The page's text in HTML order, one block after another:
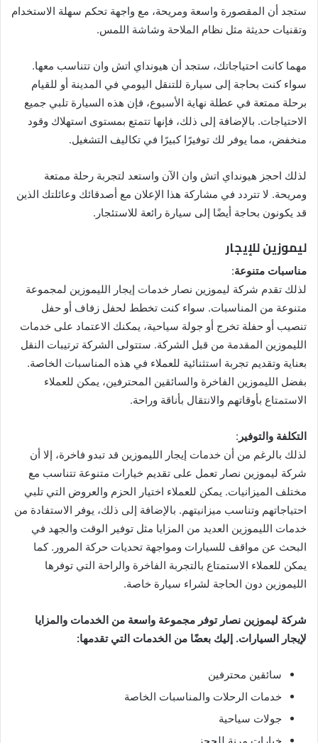
ستجد أن المقصورة واسعة ومريحة، مع واجهة تحكم سهلة الاستخدام
وتقنيات حديثة مثل نظام الملاحة وشاشة اللمس.
مهما كانت احتياجاتك، ستجد أن هيونداي اتش وان تتناسب معها.
سواء كنت بحاجة إلى سيارة للتنقل اليومي في المدينة أو للقيام
برحلة ممتعة في عطلة نهاية الأسبوع، فإن هذه السيارة تلبي جميع
الاحتياجات. بالإضافة إلى ذلك، فإنها تتمتع بمستوى استهلاك وقود
منخفض، مما يوفر لك توفيرًا كبيرًا في تكاليف التشغيل.
لذلك احجز هيونداي اتش وان الآن واستعد لتجربة رحلة ممتعة
ومريحة. لا تتردد في مشاركة هذا الإعلان مع أصدقائك وعائلتك الذين
قد يكونون بحاجة أيضًا إلى سيارة رائعة للاستئجار.
ليموزين للإيجار
مناسبات متنوعة:
لذلك تقدم شركة ليموزين نصار خدمات إيجار الليموزين لمجموعة
متنوعة من المناسبات. سواء كنت تخطط لحفل زفاف أو حفل
تنصيب أو حفلة تخرج أو جولة سياحية، يمكنك الاعتماد على خدمات
الليموزين المقدمة من قبل الشركة. ستتولى الشركة ترتيبات النقل
بعناية وتقديم تجربة استثنائية للعملاء في هذه المناسبات الخاصة.
بفضل الليموزين الفاخرة والسائقين المحترفين، يمكن للعملاء
الاستمتاع بأوقاتهم والانتقال بأناقة وراحة.
التكلفة والتوفير :
لذلك بالرغم من أن خدمات إيجار الليموزين قد تبدو فاخرة، إلا أن
شركة ليموزين نصار تعمل على تقديم خيارات متنوعة تتناسب مع
مختلف الميزانيات. يمكن للعملاء اختيار الحزم والعروض التي تلبي
احتياجاتهم وتناسب ميزانيتهم. بالإضافة إلى ذلك، يوفر الاستفادة من
خدمات الليموزين العديد من المزايا مثل توفير الوقت والجهد في
البحث عن مواقف للسيارات ومواجهة تحديات حركة المرور. كما
يمكن للعملاء الاستمتاع بالتجربة الفاخرة والراحة التي توفرها
الليموزين دون الحاجة لشراء سيارة خاصة.
شركة ليموزين نصار توفر مجموعة واسعة من الخدمات والمزايا
لإيجار السيارات. إليك بعضًا من الخدمات التي تقدمها:
سائقين محترفين
خدمات الرحلات والمناسبات الخاصة
جولات سياحية